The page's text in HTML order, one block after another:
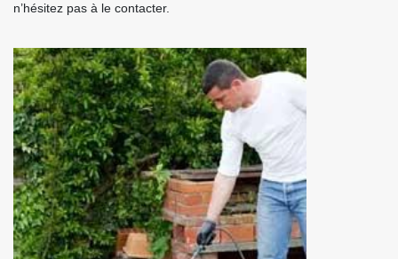
n’hésitez pas à le contacter.